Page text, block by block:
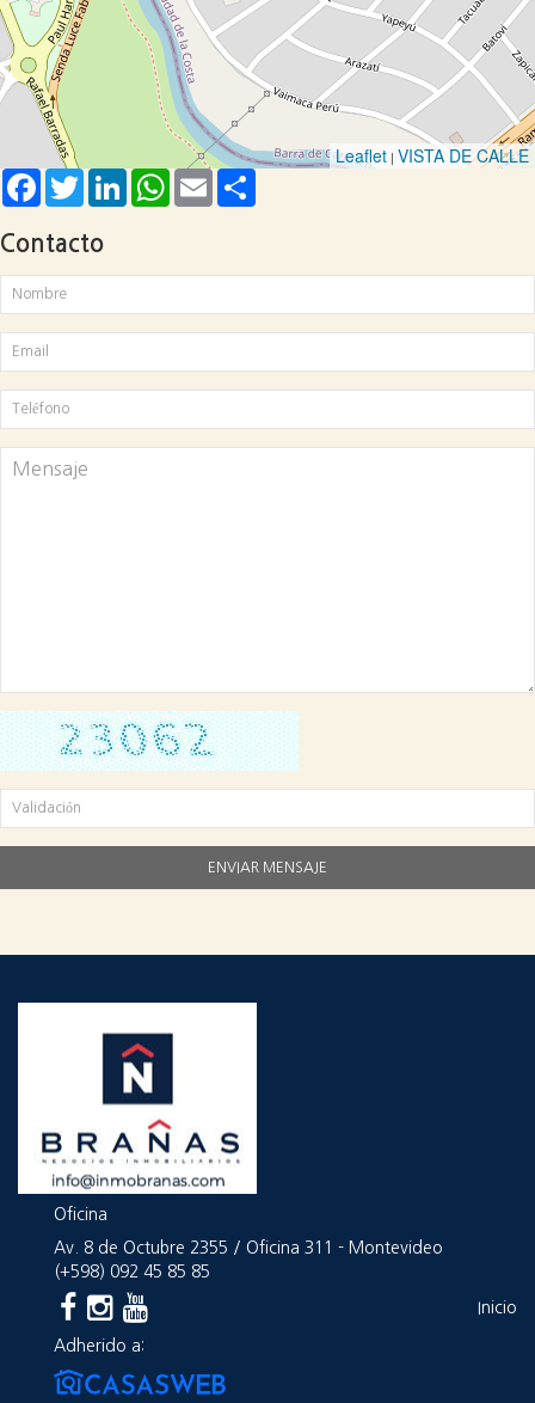
Leaflet | VISTA DE CALLE
FacebookTwitter LinkedInWhatsApp
Email
Contacto
Oficina
Av. 8 de Octubre 2355 / Oficina 311 - Montevideo
(+598) 092 45 85 85
Adherido a:
Inicio